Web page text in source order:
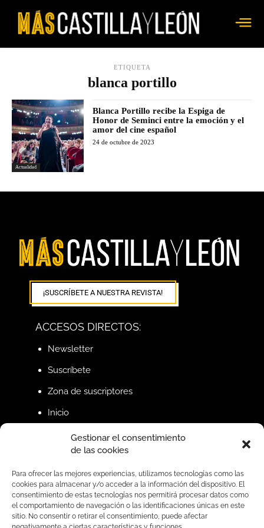
Gestionar el consentimiento
de las cookies
Para ofrecer las mejores experiencias, utilizamos tecnologías como las
cookies para almacenar y/o acceder a la información del dispositivo. El
consentimiento de estas tecnologías nos permitirá procesar datos como
el comportamiento de navegación o las identificaciones únicas en este
sitio. No consentir o retirar el consentimiento, puede afectar
ETIQUETA
blanca portillo
Actualidad
Blanca Portillo recibe la Espiga de
Honor de Seminci entre la emoción y el
amor del cine español
24 de octubre de 2023
¡SUSCRÍBETE A NUESTRA REVISTA!
ACCESOS DIRECTOS:
Newsletter
Suscríbete
Zona de suscriptores
Inicio
SÍGUENOS EN REDES